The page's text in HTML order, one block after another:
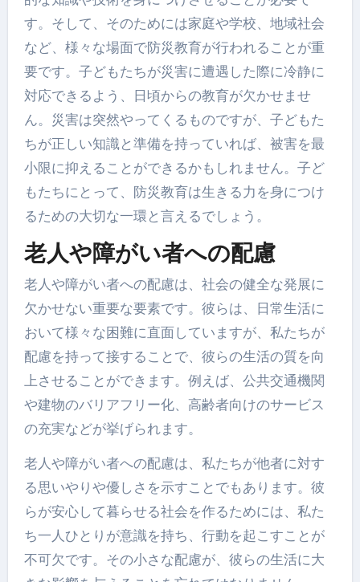
す。そして、そのためには家庭や学校、地域社会
など、様々な場面で防災教育が行われることが重
要です。子どもたちが災害に遭遇した際に冷静に
対応できるよう、日頃からの教育が欠かせませ
ん。災害は突然やってくるものですが、子どもた
ちが正しい知識と準備を持っていれば、被害を最
小限に抑えることができるかもしれません。子ど
もたちにとって、防災教育は生きる力を身につけ
るための大切な一環と言えるでしょう。
老人や障がい者への配慮
老人や障がい者への配慮は、社会の健全な発展に
欠かせない重要な要素です。彼らは、日常生活に
おいて様々な困難に直面していますが、私たちが
配慮を持って接することで、彼らの生活の質を向
上させることができます。例えば、公共交通機関
や建物のバリアフリー化、高齢者向けのサービス
の充実などが挙げられます。
老人や障がい者への配慮は、私たちが他者に対す
る思いやりや優しさを示すことでもあります。彼
らが安心して暮らせる社会を作るためには、私た
ち一人ひとりが意識を持ち、行動を起こすことが
不可欠です。その小さな配慮が、彼らの生活に大